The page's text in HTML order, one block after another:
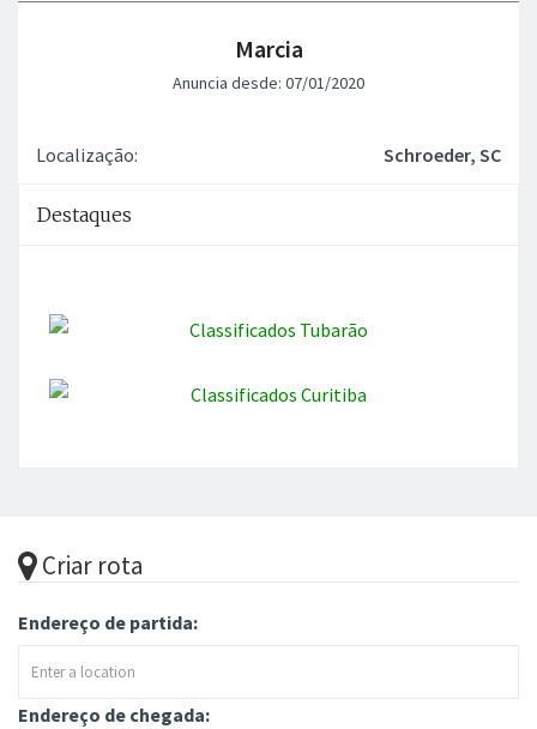
Marcia
Anuncia desde: 07/01/2020
Localização: Schroeder, SC
Destaques
Criar rota
Endereço de partida:
Endereço de chegada: